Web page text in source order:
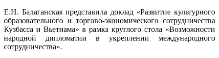
Е.Н. Балаганская представила доклад «Развитие культурного
образовательного и торгово-экономического сотрудничества
Кузбасса и Вьетнама» в рамка круглого стола «Возможности
народной дипломатии в укреплении международного
сотрудничества».